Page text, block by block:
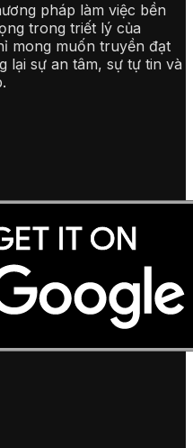
pháp làm việc bền
trong triết lý của
mong muốn truyền đạt
lại sự an tâm, sự tự tin và